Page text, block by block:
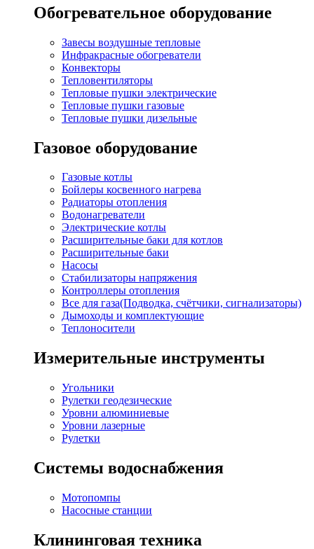
Обогревательное оборудование
Завесы воздушные тепловые
Инфракрасные обогреватели
Конвекторы
Тепловентиляторы
Тепловые пушки электрические
Тепловые пушки газовые
Тепловые пушки дизельные
Газовое оборудование
Газовые котлы
Бойлеры косвенного нагрева
Радиаторы отопления
Водонагреватели
Электрические котлы
Расширительные баки для котлов
Расширительные баки
Насосы
Стабилизаторы напряжения
Контроллеры отопления
Все для газа(Подводка, счётчики, сигнализаторы)
Дымоходы и комплектующие
Теплоносители
Измерительные инструменты
Угольники
Рулетки геодезические
Уровни алюминиевые
Уровни лазерные
Рулетки
Системы водоснабжения
Мотопомпы
Насосные станции
Клининговая техника